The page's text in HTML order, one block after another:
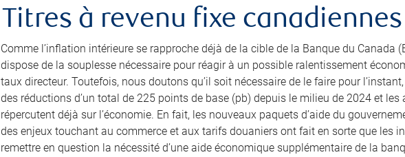
Titres à revenu fixe canadiennes
Comme l’inflation intérieure se rapproche déjà de la cible de la Banque du Canada
dispose de la souplesse nécessaire pour réagir à un possible ralentissement
taux directeur. Toutefois, nous doutons qu’il soit nécessaire de le faire pour
des réductions d’un total de 225 points de base (pb) depuis le milieu de 2024 et
répercutent déjà sur l’économie. En fait, les nouveaux paquets d’aide du
des enjeux touchant au commerce et aux tarifs douaniers ont fait en sorte que les
remettre en question la nécessité d’une aide économique supplémentaire de la